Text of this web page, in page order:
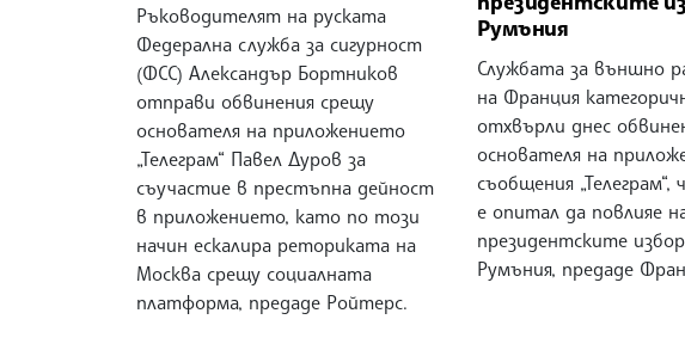
Ръководителят на руската
Федерална служба за сигурност
(ФСС) Александър Бортников
отправи обвинения срещу
основателя на приложението
„Телеграм“ Павел Дуров за
съучастие в престъпна дейност
в приложението, като по този
начин ескалира реториката на
Москва срещу социалната
платформа, предаде Ройтерс.
Румъния
Службата за външно
на Франция
отхвърли днес
основателя на
съобщения „Телеграм“,
е опитал да повлияе
президентските
Румъния, предаде